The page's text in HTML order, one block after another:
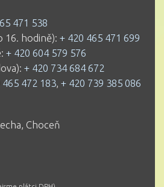
471 538
16. hodině): + 420 465 471 699
+ 420 604 579 576
+ 420 734 684 672
465 472 183, + 420 739 385 086
Choceň